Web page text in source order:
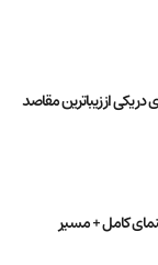
یکی از زیباترین مقاصد
کامل + مسیر